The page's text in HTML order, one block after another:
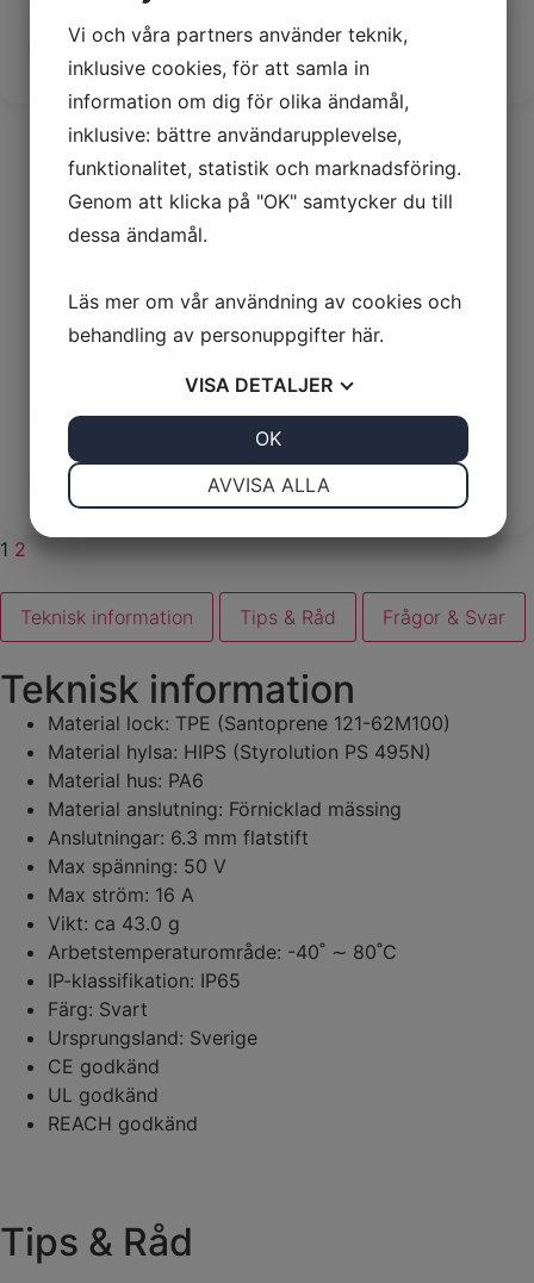
kr
+ Lägg i varukorg
Infällt kompakt uttag, 16A/24V
12 / 24 V Uttag & Stickproppar,24 V Uttag
Lägg i varukorg
1 2
Teknisk information Tips & Råd Frågor & Svar
Teknisk information
Material lock: TPE (Santoprene 121-62M100)
Material hylsa: HIPS (Styrolution PS 495N)
Material hus: PA6
Material anslutning: Förnicklad mässing
Anslutningar: 6.3 mm flatstift
Max spänning: 50 V
Max ström: 16 A
Vikt: ca 43.0 g
Arbetstemperaturområde: -40˚ ∼ 80˚C
IP-klassifikation: IP65
Färg: Svart
Ursprungsland: Sverige
CE godkänd
UL godkänd
REACH godkänd
Tips & Råd
Vi och våra partners använder teknik,
inklusive cookies, för att samla in
information om dig för olika ändamål,
inklusive: bättre användarupplevelse,
funktionalitet, statistik och marknadsföring.
Genom att klicka på "OK" samtycker du till
dessa ändamål.
Läs mer om vår användning av cookies och
behandling av personuppgifter här.
VISA DETALJER
AVVISA ALLA
OK